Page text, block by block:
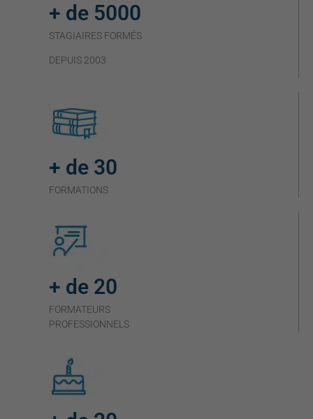
+ de 5000
STAGIAIRES FORMÉS
DEPUIS 2003
+ de 30
FORMATIONS
+ de 20
FORMATEURS
PROFESSIONNELS